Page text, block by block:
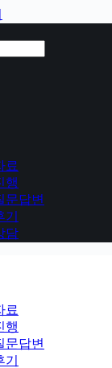
료
행
문답변
담
료
행
문답변